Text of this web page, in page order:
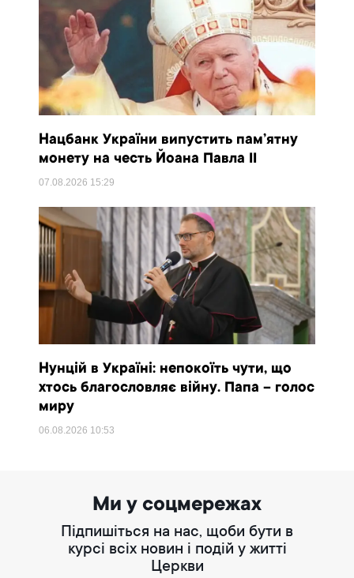
Нацбанк України випустить пам’ятну
монету на честь Йоана Павла II
07.08.2026 15:29
Нунцій в Україні: непокоїть чути, що
хтось благословляє війну. Папа – голос
миру
06.08.2026 10:53
Ми у соцмережах
Підпишіться на нас, щоби бути в
курсі всіх новин і подій у житті
Церкви